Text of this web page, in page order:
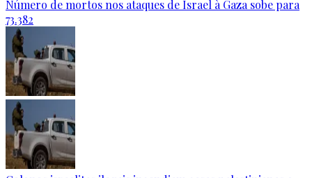
Número de mortos nos ataques de Israel à Gaza sobe para
73.382